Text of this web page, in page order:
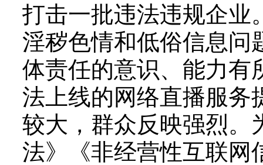
打击一批违法违规企业
淫秽色情和低俗信息问
体责任的意识、能力有
法上线的网络直播服务
较大，群众反映强烈。
法》《非经营性互联网